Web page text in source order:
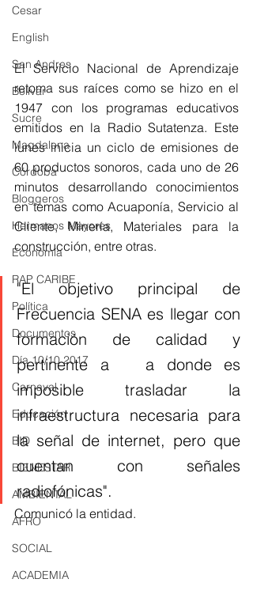
Cesar
English
San Andres
Bolívar
Sucre
Magdalena
Córdoba
Bloggeros
Hermanos Mayores
Economía
RAP CARIBE
Política
Documentos
Día 10/10 2017
Carnaval
Educación
BID
BIENESTAR
AMBIENTAL
AFRO
SOCIAL
ACADEMIA
El Servicio Nacional de Aprendizaje
retoma sus raíces como se hizo en el
1947 con los programas educativos
emitidos en la Radio Sutatenza. Este
lunes inicia un ciclo de emisiones de
60 productos sonoros, cada uno de 26
minutos desarrollando conocimientos
en temas como Acuaponía, Servicio al
Cliente, Minería, Materiales para la
construcción, entre otras.
"El objetivo principal de
Frecuencia SENA es llegar con
formación de calidad y
pertinente a   a donde es
imposible trasladar la
infraestructura necesaria para
la señal de internet, pero que
cuentan con señales
radiofónicas".
Comunicó la entidad.